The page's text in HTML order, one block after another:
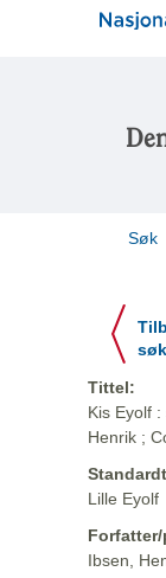
Søk
Tittel:
Kis Eyolf
Henrik ;
Lille Eyolf
Ibsen,